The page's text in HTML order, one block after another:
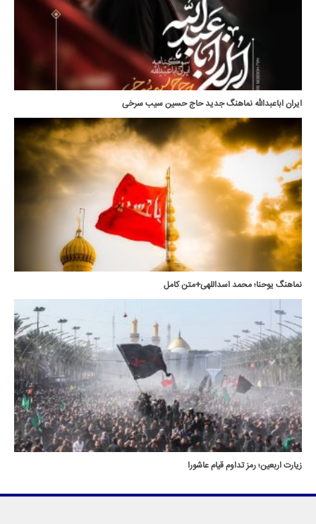
ایران اباعبدالله نماهنگ جدید حاج حسین سیب سرخی
نماهنگ یوحنا؛ محمد اسداللهی+متن کامل
زیارت اربعین؛ رمز تداوم قیام عاشورا